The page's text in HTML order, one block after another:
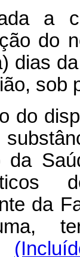
a
do
dias
sob
do
da
da